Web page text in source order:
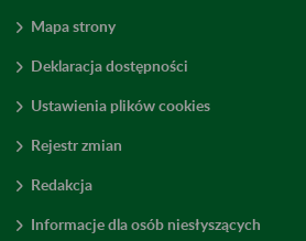
Mapa strony
Deklaracja dostępności
Ustawienia plików cookies
Rejestr zmian
Redakcja
Informacje dla osób niesłyszących